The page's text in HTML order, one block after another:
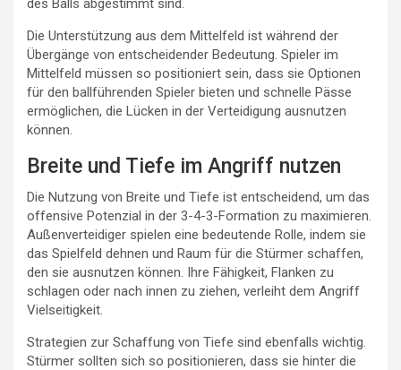
des Balls abgestimmt sind.
Die Unterstützung aus dem Mittelfeld ist während der
Übergänge von entscheidender Bedeutung. Spieler im
Mittelfeld müssen so positioniert sein, dass sie Optionen
für den ballführenden Spieler bieten und schnelle Pässe
ermöglichen, die Lücken in der Verteidigung ausnutzen
können.
Breite und Tiefe im Angriff nutzen
Die Nutzung von Breite und Tiefe ist entscheidend, um das
offensive Potenzial in der 3-4-3-Formation zu maximieren.
Außenverteidiger spielen eine bedeutende Rolle, indem sie
das Spielfeld dehnen und Raum für die Stürmer schaffen,
den sie ausnutzen können. Ihre Fähigkeit, Flanken zu
schlagen oder nach innen zu ziehen, verleiht dem Angriff
Vielseitigkeit.
Strategien zur Schaffung von Tiefe sind ebenfalls wichtig.
Stürmer sollten sich so positionieren, dass sie hinter die